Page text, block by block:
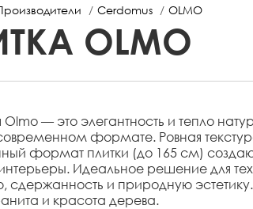
Cerdomus OLMO
OLMO
Olmo — это элегантность и тепло
формате. Ровная
формат плитки (до 165 см)
Идеальное решение для
сдержанность и природную
и красота дерева.